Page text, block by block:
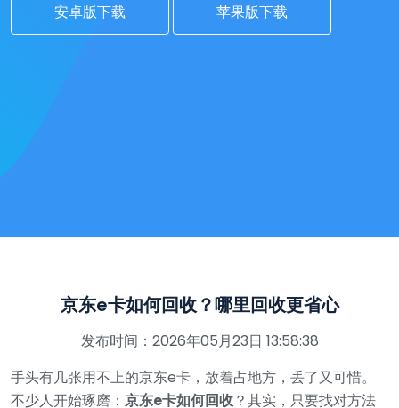
安卓版下载 苹果版下载
京东e卡如何回收？哪里回收更省心
发布时间：2026年05月23日 13:58:38
手头有几张用不上的京东e卡，放着占地方，丢了又可惜。
不少人开始琢磨： 京东e卡如何回收？其实，只要找对方法